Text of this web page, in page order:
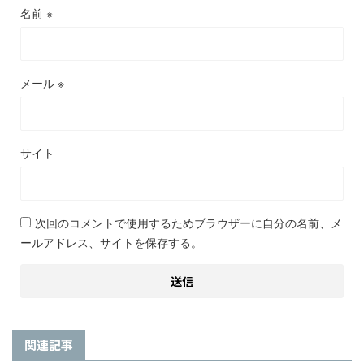
名前 ※
メール ※
サイト
次回のコメントで使用するためブラウザーに自分の名前、メ
ールアドレス、サイトを保存する。
関連記事